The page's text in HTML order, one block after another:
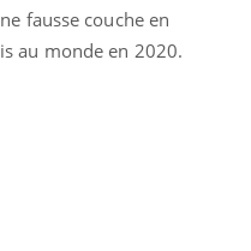
fausse couche en
au monde en 2020.